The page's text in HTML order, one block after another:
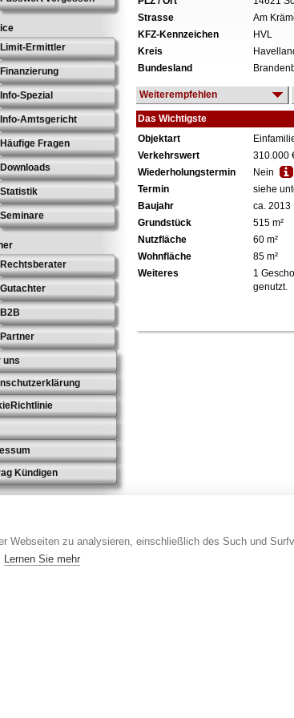
Webseiten zu analysieren, einschließlich des Such und
Lernen Sie mehr
Limit-Ermittler
Finanzierung
Info-Spezial
Info-Amtsgericht
Häufige Fragen
Downloads
Statistik
Seminare
Rechtsberater
Gutachter
B2B
Partner
uns
Kündigen
Strasse
Am
KFZ-Kennzeichen
HVL
Kreis
Bundesland
Weiterempfehlen
Das Wichtigste
Objektart
Verkehrswert
310.000
Wiederholungstermin
Nein
Termin
siehe
Baujahr
ca. 2013
Grundstück
515 m²
Nutzfläche
60 m²
Wohnfläche
85 m²
Weiteres
1
genutzt.